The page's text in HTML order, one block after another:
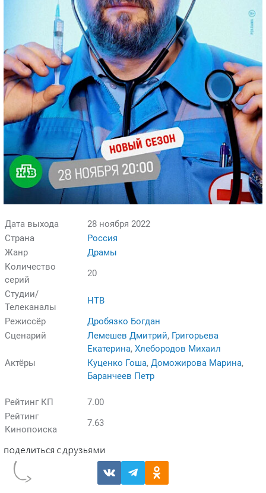
Дата выхода
28 ноября 2022
Страна
Россия
Жанр
Драмы
Количество
серий
20
Студии/
Телеканалы
НТВ
Режиссёр
Дробязко Богдан
Сценарий
Лемешев Дмитрий, Григорьева
Екатерина, Хлебородов Михаил
Актёры
Куценко Гоша, Доможирова Марина,
Баранчеев Петр
Рейтинг КП
7.00
Рейтинг
Кинопоиска
7.63